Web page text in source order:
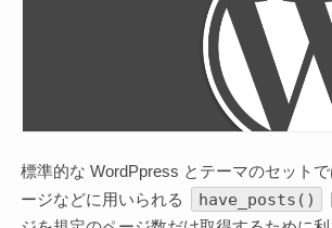
標準的な WordPpress とテーマのセット
ージなどに用いられる
have_posts()